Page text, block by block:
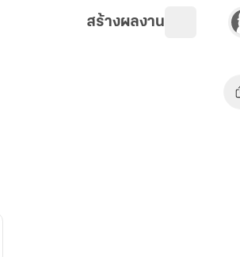
สร้างผลงาน